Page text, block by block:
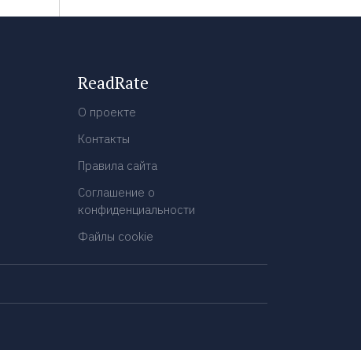
ReadRate
О проекте
Контакты
Правила сайта
Соглашение о
конфиденциальности
Файлы cookie